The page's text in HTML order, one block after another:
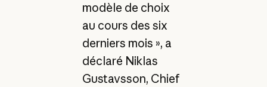
modèle de choix
au cours des six
derniers mois », a
déclaré Niklas
Gustavsson, Chief